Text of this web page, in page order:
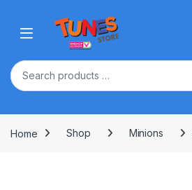
Open
Home Shop Minions